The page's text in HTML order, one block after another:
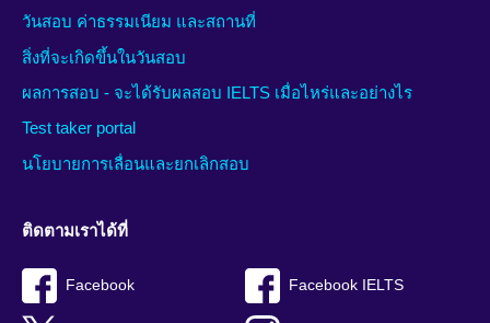
วันสอบ ค่าธรรมเนียม และสถานที่
สิ่งที่จะเกิดขึ้นในวันสอบ
ผลการสอบ - จะได้รับผลสอบ IELTS เมื่อไหร่และอย่างไร
Test taker portal
นโยบายการเลื่อนและยกเลิกสอบ
ติดตามเราได้ที่
Facebook Facebook IELTS